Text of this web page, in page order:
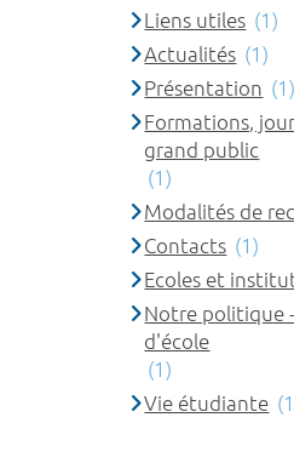
Liens utiles (1)
Actualités (1)
Présentation (1)
Formations,
grand public
(1)
Modalités de
Contacts (1)
Ecoles et
Notre politique
d'école
(1)
Vie étudiante